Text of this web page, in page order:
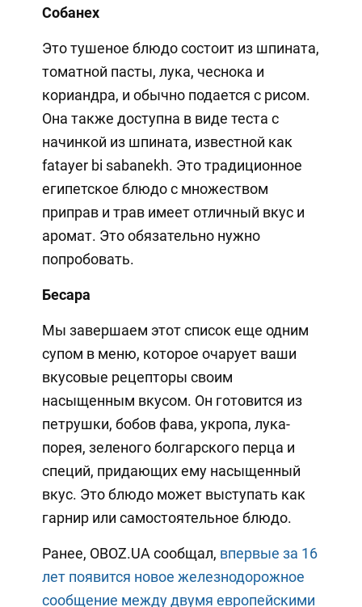
Собанех
Это тушеное блюдо состоит из шпината,
томатной пасты, лука, чеснока и
кориандра, и обычно подается с рисом.
Она также доступна в виде теста с
начинкой из шпината, известной как
fatayer bi sabanekh. Это традиционное
египетское блюдо с множеством
приправ и трав имеет отличный вкус и
аромат. Это обязательно нужно
попробовать.
Бесара
Мы завершаем этот список еще одним
супом в меню, которое очарует ваши
вкусовые рецепторы своим
насыщенным вкусом. Он готовится из
петрушки, бобов фава, укропа, лука-
порея, зеленого болгарского перца и
специй, придающих ему насыщенный
вкус. Это блюдо может выступать как
гарнир или самостоятельное блюдо.
Ранее, OBOZ.UA сообщал, впервые за 16
лет появится новое железнодорожное
сообщение между двумя европейскими